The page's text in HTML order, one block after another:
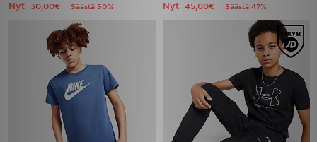
Nyt 30,00€ Säästä 50% Nyt 45,00€ Säästä 47%